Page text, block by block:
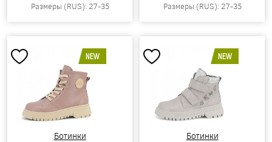
Размеры (RUS): 27-35 Размеры (RUS): 27-35
NEW
Ботинки
NEW
Ботинки